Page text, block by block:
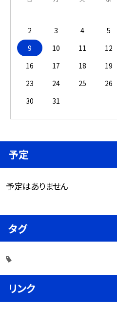
2
3 4 5
9
10 11 12
16
17 18 19
23
24 25 26
30
31
予定
予定はありません
タグ
リンク